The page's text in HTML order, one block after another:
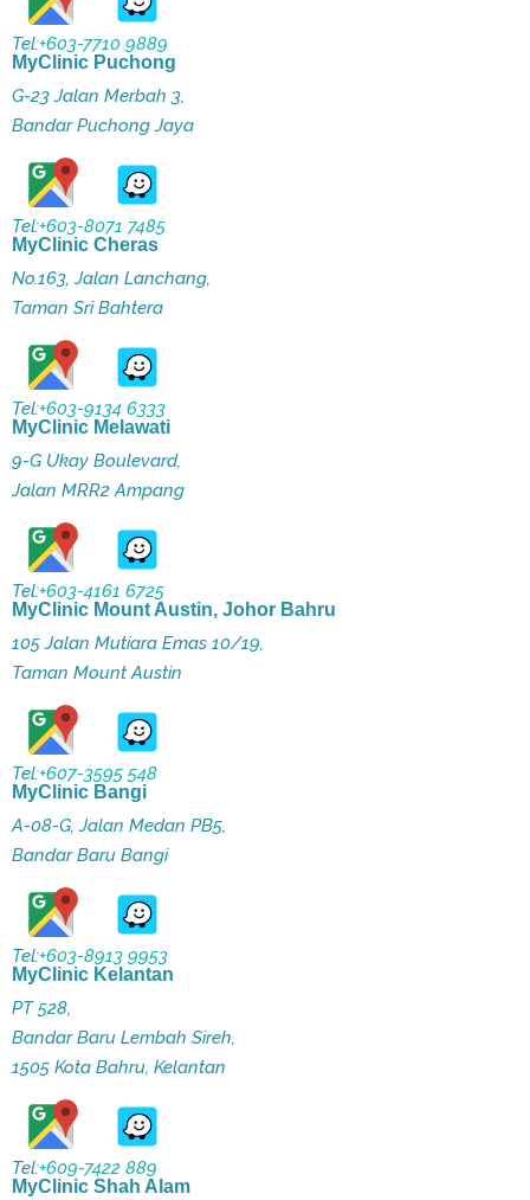
Tel:+603-7710 9889
MyClinic Puchong
G-23 Jalan Merbah 3,
Bandar Puchong Jaya
Tel:+603-8071 7485
MyClinic Cheras
No.163, Jalan Lanchang,
Taman Sri Bahtera
Tel:+603-9134 6333
MyClinic Melawati
9-G Ukay Boulevard,
Jalan MRR2 Ampang
Tel:+603-4161 6725
MyClinic Mount Austin, Johor Bahru
105 Jalan Mutiara Emas 10/19,
Taman Mount Austin
Tel:+607-3595 548
MyClinic Bangi
A-08-G, Jalan Medan PB5,
Bandar Baru Bangi
Tel:+603-8913 9953
MyClinic Kelantan
PT 528,
Bandar Baru Lembah Sireh,
1505 Kota Bahru, Kelantan
Tel:+609-7422 889
MyClinic Shah Alam